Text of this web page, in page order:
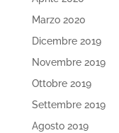
Marzo 2020
Dicembre 2019
Novembre 2019
Ottobre 2019
Settembre 2019
Agosto 2019